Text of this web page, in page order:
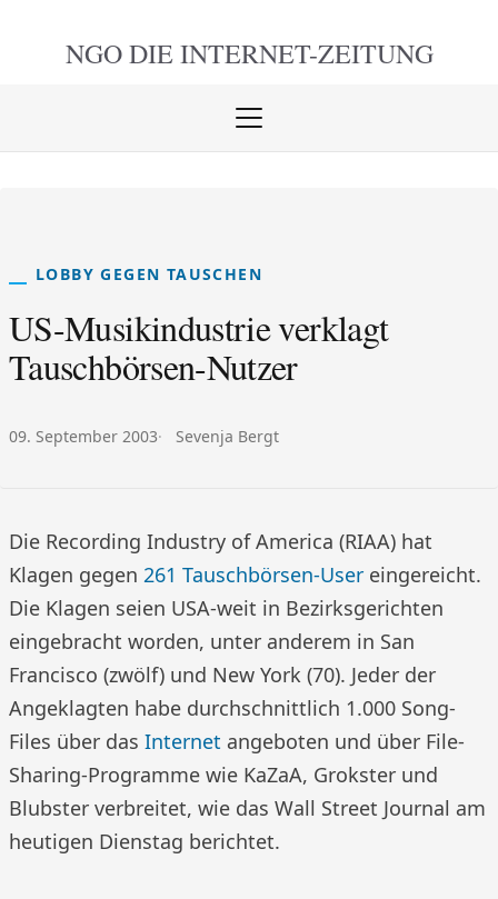
NGO DIE INTERNET-ZEITUNG
Menü
LOBBY GEGEN TAUSCHEN
US-Musikindustrie verklagt
Tauschbörsen-Nutzer
Veröffentlicht am:
09. September 2003 Autor:
Sevenja Bergt
Die Recording Industry of America (RIAA) hat
Klagen gegen 261 Tauschbörsen-User eingereicht.
Die Klagen seien USA-weit in Bezirksgerichten
eingebracht worden, unter anderem in San
Francisco (zwölf) und New York (70). Jeder der
Angeklagten habe durchschnittlich 1.000 Song-
Files über das Internet angeboten und über File-
Sharing-Programme wie KaZaA, Grokster und
Blubster verbreitet, wie das Wall Street Journal am
heutigen Dienstag berichtet.